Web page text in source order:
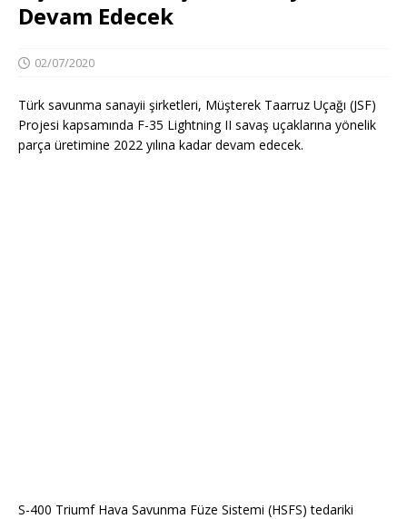
Devam Edecek
02/07/2020
Türk savunma sanayii şirketleri, Müşterek Taarruz Uçağı (JSF)
Projesi kapsamında F-35 Lightning II savaş uçaklarına yönelik
parça üretimine 2022 yılına kadar devam edecek.
S-400 Triumf Hava Savunma Füze Sistemi (HSFS) tedariki